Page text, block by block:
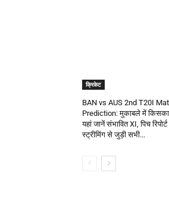
क्रिकेट
BAN vs AUS 2nd T20I
Prediction: मुकाबले में किसका
यहां जानें संभावित XI, पिच
स्ट्रीमिंग से जुड़ी सभी...